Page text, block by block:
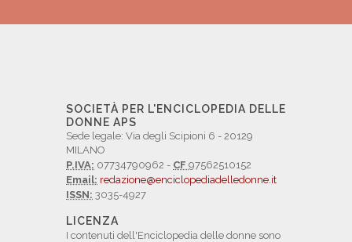
SOCIETÀ PER L'ENCICLOPEDIA DELLE
DONNE APS
Sede legale: Via degli Scipioni 6 - 20129
MILANO
P.IVA: 07734790962 - CF 97562510152
Email: redazione@enciclopediadelledonne.it
ISSN: 3035-4927
LICENZA
I contenuti dell'Enciclopedia delle donne sono